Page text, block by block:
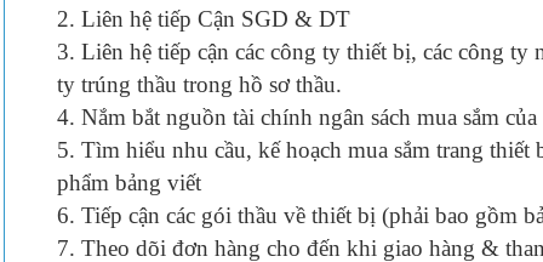
2. Liên hệ tiếp Cận SGD & DT
3. Liên hệ tiếp cận các công ty thiết bị, các công
ty trúng thầu trong hồ sơ thầu.
4. Nắm bắt nguồn tài chính ngân sách mua sắm
5. Tìm hiểu nhu cầu, kế hoạch mua sắm trang
phẩm bảng viết
6. Tiếp cận các gói thầu về thiết bị (phải bao gồm
7. Theo dõi đơn hàng cho đến khi giao hàng &